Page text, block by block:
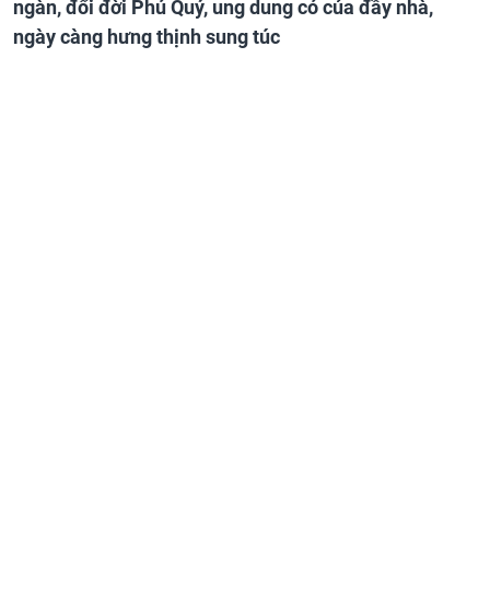
ngàn, đổi đời Phú Quý, ung dung có của đầy nhà,
ngày càng hưng thịnh sung túc